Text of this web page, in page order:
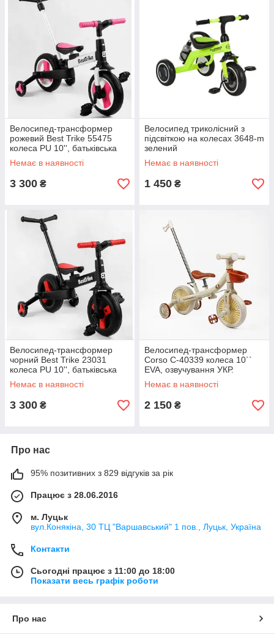
Велосипед-трансформер
рожевий Best Trike 55475
колеса PU 10'', батьківська
ручка, знімні педалі
Немає в наявності
3 300 ₴
Велосипед триколісний з
підсвіткою на колесах 3648-m
зелений
Немає в наявності
1 450 ₴
Велосипед-трансформер
чорний Best Trike 23031
колеса PU 10'', батьківська
ручка, знімні педалі
Немає в наявності
3 300 ₴
Велосипед-трансформер
Corso C-40339 колеса 10``
EVA, озвучування УКР.
МОВОЮ, фара зі світлом,
батьківська ручка, знімні
Немає в наявності
2 150 ₴
Про нас
95% позитивних з 829 відгуків за рік
Працює з 28.06.2016
м. Луцьк
вул.Конякіна, 30 ТЦ "Варшавський" 1 пов., Луцьк, Україна
Контакти
Сьогодні працює з 11:00 до 18:00
Показати весь графік роботи
Про нас